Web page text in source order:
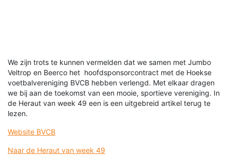
We zijn trots te kunnen vermelden dat we samen met Jumbo
Veltrop en Beerco het hoofdsponsorcontract met de Hoekse
voetbalvereniging BVCB hebben verlengd. Met elkaar dragen
we bij aan de toekomst van een mooie, sportieve vereniging. In
de Heraut van week 49 een is een uitgebreid artikel terug te
lezen.
Website BVCB
Naar de Heraut van week 49